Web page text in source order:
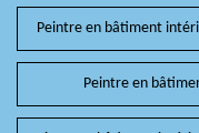
Peintre en bâtiment
Peintre en